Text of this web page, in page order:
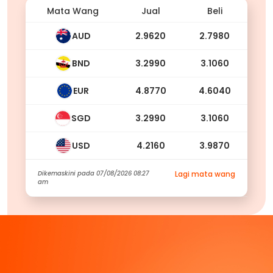
Mata Wang Jual Beli
AUD 2.9620 2.7980
BND 3.2990 3.1060
EUR 4.8770 4.6040
SGD 3.2990 3.1060
USD 4.2160 3.9870
Dikemaskini pada 07/08/2026 08:27
am
Lagi mata wang